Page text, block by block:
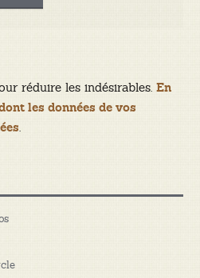
réduire les indésirables. En
les données de vos
.